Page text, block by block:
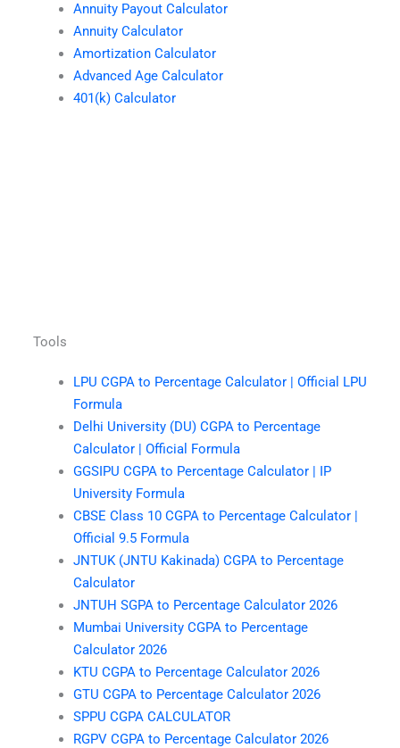
Annuity Payout Calculator
Annuity Calculator
Amortization Calculator
Advanced Age Calculator
401(k) Calculator
Tools
LPU CGPA to Percentage Calculator | Official LPU
Formula
Delhi University (DU) CGPA to Percentage
Calculator | Official Formula
GGSIPU CGPA to Percentage Calculator | IP
University Formula
CBSE Class 10 CGPA to Percentage Calculator |
Official 9.5 Formula
JNTUK (JNTU Kakinada) CGPA to Percentage
Calculator
JNTUH SGPA to Percentage Calculator 2026
Mumbai University CGPA to Percentage
Calculator 2026
KTU CGPA to Percentage Calculator 2026
GTU CGPA to Percentage Calculator 2026
SPPU CGPA CALCULATOR
RGPV CGPA to Percentage Calculator 2026